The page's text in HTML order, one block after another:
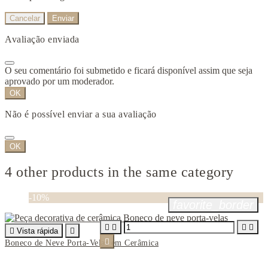
Cancelar Enviar
Avaliação enviada
O seu comentário foi submetido e ficará disponível assim que seja
aprovado por um moderador.
OK
Não é possível enviar a sua avaliação
OK
4 other products in the same category
-10%
 Vista rápida

Boneco de Neve Porta-Velas em Cerâmica
   
